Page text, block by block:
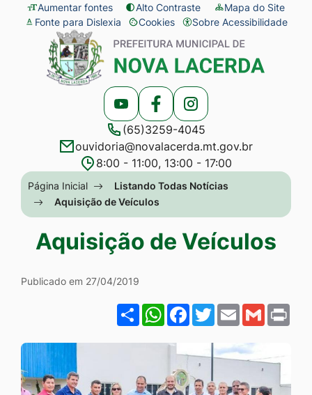
Seção
de
atalhos
acessibilidade
Ir
para
conteúdo
menu
[alt+2]
Ir
para
busca
para
o
rodapé
Aumentar fontes Alto Contraste
Mapa do Site
Fonte para Dislexia
Cookies
Abrir
preferências
de
cookies
Sobre Acessibilidade
Seção
menu
Acessar
a
Rede
Social
Youtube
Acessar
a
Rede
Social
Facebook
Acessar
a
Rede
Social
(65)3259-4045
ouvidoria@novalacerda.mt.gov.br
8:00 - 11:00, 13:00 - 17:00
Seção
do
menu
principal
Página Inicial
Listando Todas Notícias
Aquisição de Veículos
Aquisição de Veículos
Publicado em 27/04/2019
ShareWhatsApp
Facebook
Twitter
EmailGmail